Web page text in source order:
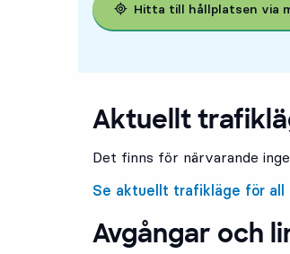
Hitta till hållplatsen via
Aktuellt
Det finns för närvarande
Se aktuellt trafikläge för all
Avgångar och